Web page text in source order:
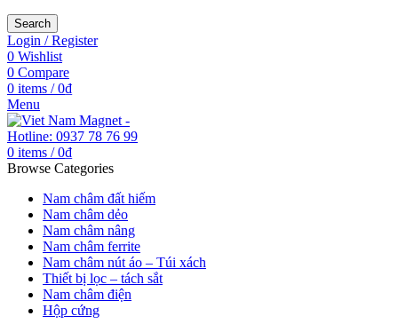
Search
Login / Register
0 Wishlist
0 Compare
0 items / 0₫
Menu
0 items / 0₫
Browse Categories
Nam châm đất hiếm
Nam châm dẻo
Nam châm nâng
Nam châm ferrite
Nam châm nút áo – Túi xách
Thiết bị lọc – tách sắt
Nam châm điện
Hộp cứng